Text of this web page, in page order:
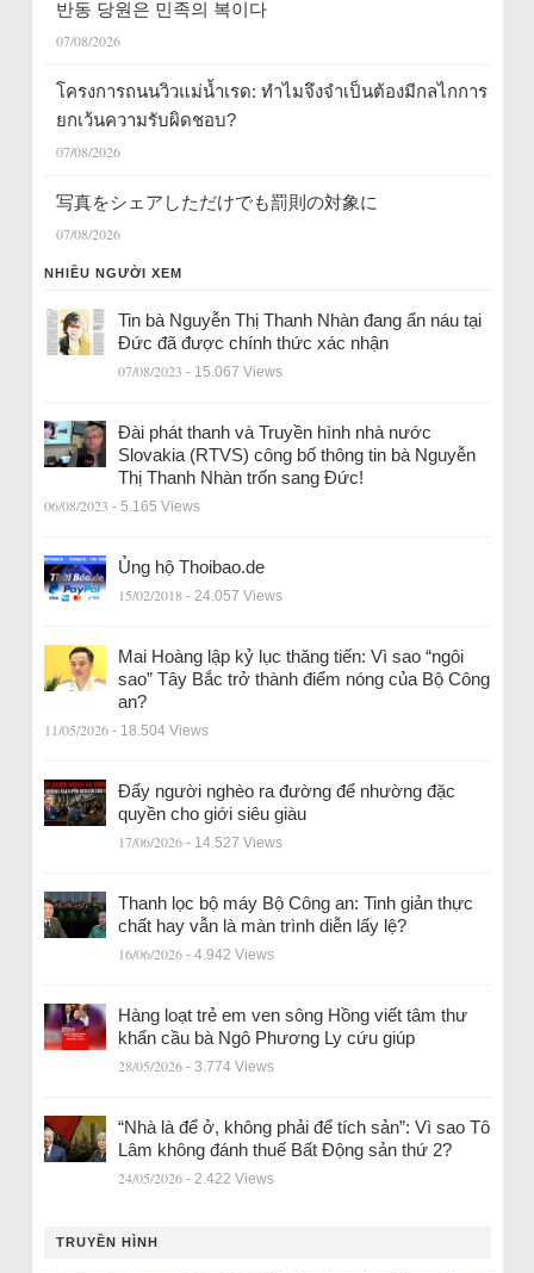
반동 당원은 민족의 복이다
07/08/2026
โครงการถนนวิวแม่น้ำเรด: ทำไมจึงจำเป็นต้องมีกลไกการ
ยกเว้นความรับผิดชอบ?
07/08/2026
写真をシェアしただけでも罰則の対象に
07/08/2026
NHIỀU NGƯỜI XEM
Tin bà Nguyễn Thị Thanh Nhàn đang ẩn náu tại
Đức đã được chính thức xác nhận
07/08/2023 - 15.067 Views
Đài phát thanh và Truyền hình nhà nước
Slovakia (RTVS) công bố thông tin bà Nguyễn
Thị Thanh Nhàn trốn sang Đức!
06/08/2023 - 5.165 Views
Ủng hộ Thoibao.de
15/02/2018 - 24.057 Views
Mai Hoàng lập kỷ lục thăng tiến: Vì sao “ngôi
sao” Tây Bắc trở thành điểm nóng của Bộ Công
an?
11/05/2026 - 18.504 Views
Đẩy người nghèo ra đường để nhường đặc
quyền cho giới siêu giàu
17/06/2026 - 14.527 Views
Thanh lọc bộ máy Bộ Công an: Tinh giản thực
chất hay vẫn là màn trình diễn lấy lệ?
16/06/2026 - 4.942 Views
Hàng loạt trẻ em ven sông Hồng viết tâm thư
khẩn cầu bà Ngô Phương Ly cứu giúp
28/05/2026 - 3.774 Views
“Nhà là để ở, không phải để tích sản”: Vì sao Tô
Lâm không đánh thuế Bất Động sản thứ 2?
24/05/2026 - 2.422 Views
TRUYỀN HÌNH